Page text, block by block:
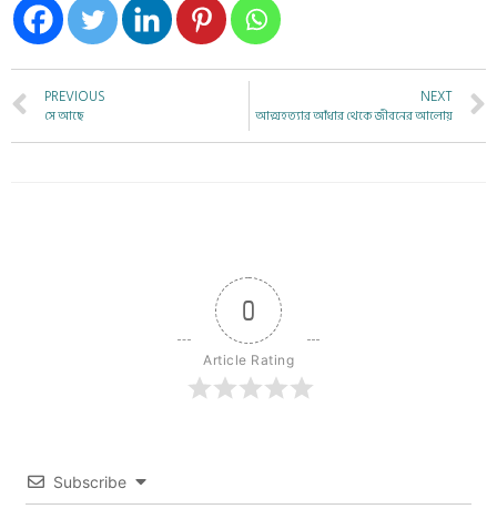
PREVIOUS
সে আছে
NEXT
আত্মহত্যার আঁধার থেকে জীবনের আলোয়
0
Article Rating
Subscribe